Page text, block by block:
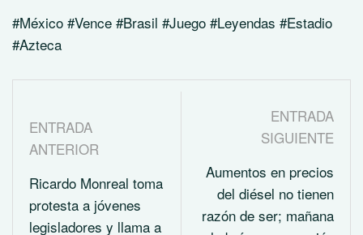
#México #Vence #Brasil #Juego #Leyendas #Estadio
#Azteca
ENTRADA
ANTERIOR
Ricardo Monreal toma
protesta a jóvenes
legisladores y llama a
ENTRADA
SIGUIENTE
Aumentos en precios
del diésel no tienen
razón de ser; mañana